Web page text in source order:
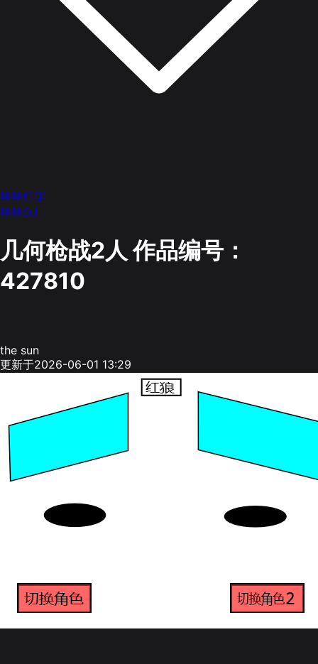
墨墨打字
墨墨OJ
几何枪战2人作品编号：
427810
the sun
更新于2026-06-01 13:29